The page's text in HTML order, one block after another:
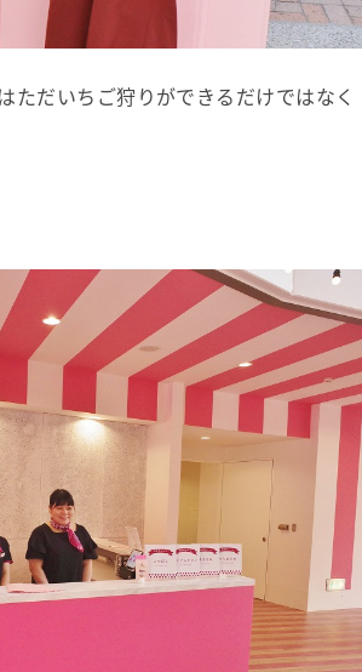
ただいちご狩りができるだけではなく